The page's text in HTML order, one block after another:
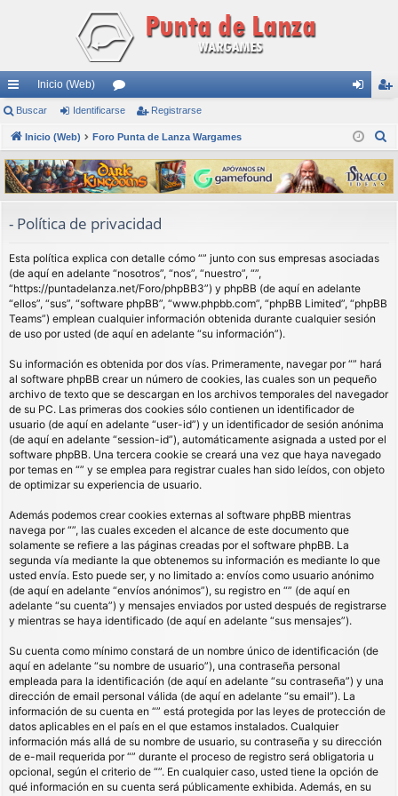
nl
ac
es
rá
s
Inicio (Web)
or
os nti
fic
ar
ist
ra
rs
Buscar Identificarse Registrarse
Inicio (Web) Foro Punta de Lanza Wargames
s
c
- Política de privacidad
Esta política explica con detalle cómo “” junto con sus empresas asociadas
(de aquí en adelante “nosotros”, “nos”, “nuestro”, “”,
“https://puntadelanza.net/Foro/phpBB3”) y phpBB (de aquí en adelante
“ellos”, “sus”, “software phpBB”, “www.phpbb.com”, “phpBB Limited”, “phpBB
Teams”) emplean cualquier información obtenida durante cualquier sesión
de uso por usted (de aquí en adelante “su información”).
Su información es obtenida por dos vías. Primeramente, navegar por “” hará
al software phpBB crear un número de cookies, las cuales son un pequeño
archivo de texto que se descargan en los archivos temporales del navegador
de su PC. Las primeras dos cookies sólo contienen un identificador de
usuario (de aquí en adelante “user-id”) y un identificador de sesión anónima
(de aquí en adelante “session-id”), automáticamente asignada a usted por el
software phpBB. Una tercera cookie se creará una vez que haya navegado
por temas en “” y se emplea para registrar cuales han sido leídos, con objeto
de optimizar su experiencia de usuario.
Además podemos crear cookies externas al software phpBB mientras
navega por “”, las cuales exceden el alcance de este documento que
solamente se refiere a las páginas creadas por el software phpBB. La
segunda vía mediante la que obtenemos su información es mediante lo que
usted envía. Esto puede ser, y no limitado a: envíos como usuario anónimo
(de aquí en adelante “envíos anónimos”), su registro en “” (de aquí en
adelante “su cuenta”) y mensajes enviados por usted después de registrarse
y mientras se haya identificado (de aquí en adelante “sus mensajes”).
Su cuenta como mínimo constará de un nombre único de identificación (de
aquí en adelante “su nombre de usuario”), una contraseña personal
empleada para la identificación (de aquí en adelante “su contraseña”) y una
dirección de email personal válida (de aquí en adelante “su email”). La
información de su cuenta en “” está protegida por las leyes de protección de
datos aplicables en el país en el que estamos instalados. Cualquier
información más allá de su nombre de usuario, su contraseña y su dirección
de e-mail requerida por “” durante el proceso de registro será obligatoria u
opcional, según el criterio de “”. En cualquier caso, usted tiene la opción de
qué información en su cuenta será públicamente exhibida. Además, en su